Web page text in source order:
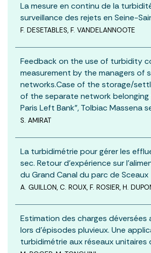
La mesure en continu de la
surveillance des rejets en Seine-
F. DESETABLES, F. VANDELANNOOTE
Feedback on the use of turbidity
measurement by the managers of
networks.Case of the storage/
of the separate network belonging
Paris Left Bank”, Tolbiac Massena
S. AMIRAT
La turbidimétrie pour gérer les
sec. Retour d’expérience sur
du Grand Canal du parc de Sceaux
A. GUILLON, C. ROUX, F. ROSIER, H.
Estimation des charges déversées
lors d’épisodes pluvieux. Une
turbidimétrie aux réseaux unitaires